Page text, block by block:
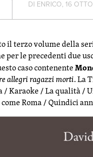
DI ENRICO, 16
il terzo volume della
per le precedenti due
caso contenente
allegri ragazzi morti. La
/ Karaoke / La qualità /
Roma / Quindici